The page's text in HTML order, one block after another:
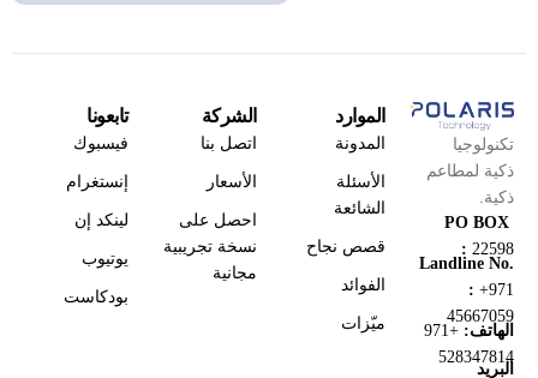
تكنولوجيا
ذكية لمطاعم
ذكية.
PO BOX
: 22598
Landline No.
: +971
45667059
الهاتف:
+971
528347814
البريد
الموارد
المدونة
الأسئلة
الشائعة
قصص نجاح
الفوائد
ميّزات
الشركة
اتصل بنا
الأسعار
احصل على
نسخة تجريبية
مجانية
تابعونا
فيسبوك
إنستغرام
لينكد إن
يوتيوب
بودكاست